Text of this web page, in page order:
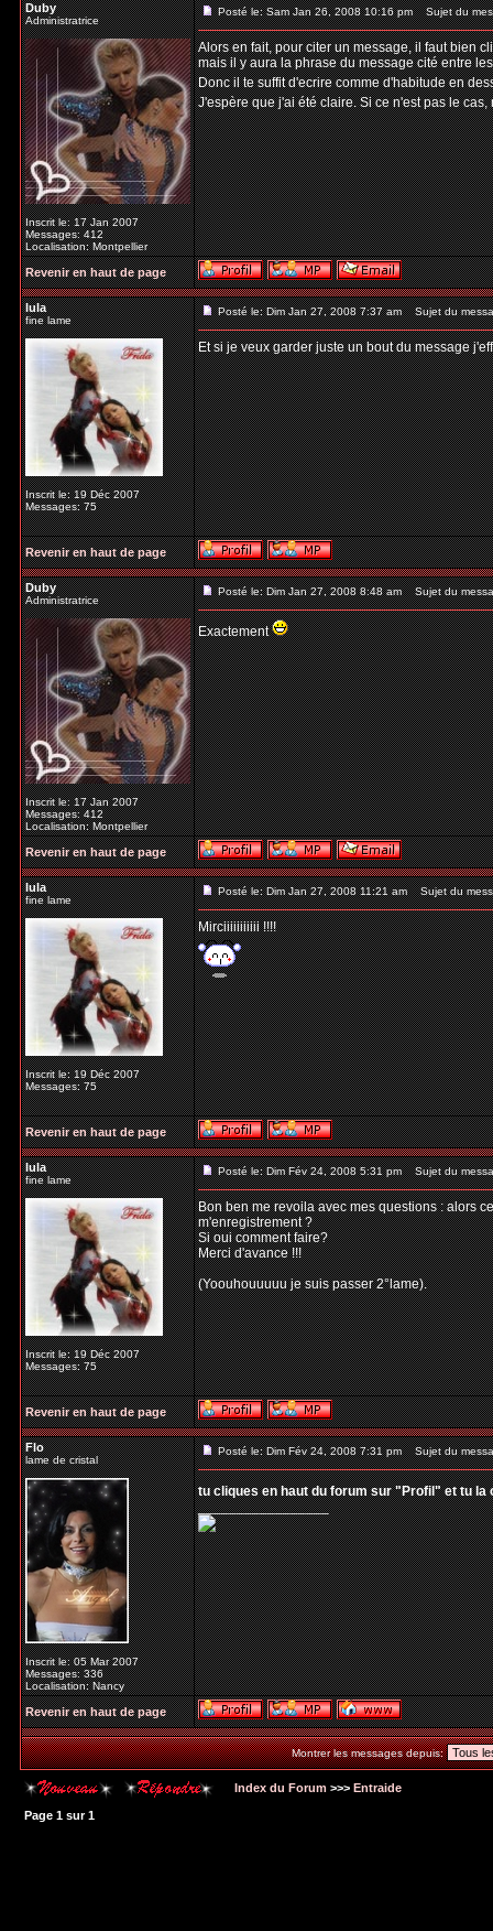
Duby
Administratrice
Inscrit le: 17 Jan 2007
Messages: 412
Localisation: Montpellier
Posté le: Sam Jan 26, 2008 10:16 pm Sujet du
Alors en fait, pour citer un message, il faut bien
mais il y aura la phrase du message cité entre
Donc il te suffit d'ecrire comme d'habitude en
J'espère que j'ai été claire. Si ce n'est pas le
Revenir en haut de page
lula
fine lame
Inscrit le: 19 Déc 2007
Messages: 75
Posté le: Dim Jan 27, 2008 7:37 am Sujet du
Et si je veux garder juste un bout du message
Revenir en haut de page
Duby
Administratrice
Inscrit le: 17 Jan 2007
Messages: 412
Localisation: Montpellier
Posté le: Dim Jan 27, 2008 8:48 am Sujet du
Exactement
Revenir en haut de page
lula
fine lame
Inscrit le: 19 Déc 2007
Messages: 75
Posté le: Dim Jan 27, 2008 11:21 am Sujet du
Mirciiiiiiiiiii !!!!
Revenir en haut de page
lula
fine lame
Inscrit le: 19 Déc 2007
Messages: 75
Posté le: Dim Fév 24, 2008 5:31 pm Sujet du
Bon ben me revoila avec mes questions : alors
m'enregistrement ?
Si oui comment faire?
Merci d'avance !!!
(Yoouhouuuuu je suis passer 2°lame).
Revenir en haut de page
Flo
lame de cristal
Inscrit le: 05 Mar 2007
Messages: 336
Localisation: Nancy
Posté le: Dim Fév 24, 2008 7:31 pm Sujet du
tu cliques en haut du forum sur "Profil" et tu la
_________________
Revenir en haut de page
Montrer les messages depuis:
Index du Forum >>> Entraide
Page 1 sur1